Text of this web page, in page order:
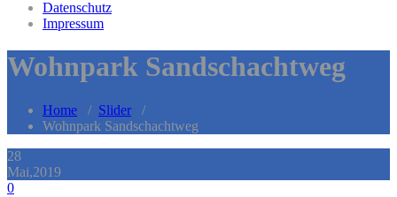
Datenschutz
Impressum
Wohnpark Sandschachtweg
Home / Slider /
Wohnpark Sandschachtweg
28
Mai,2019
0